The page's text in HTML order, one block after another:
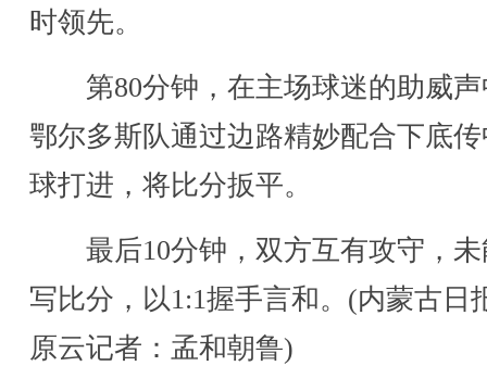
时领先。
第80分钟，在主场球迷的助威声
鄂尔多斯队通过边路精妙配合下底
球打进，将比分扳平。
最后10分钟，双方互有攻守，未
写比分，以1:1握手言和。(内蒙古日
原云记者：孟和朝鲁)